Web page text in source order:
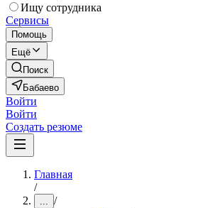
Ищу сотрудника
Сервисы
Помощь
Ещё
Поиск
Бабаево
Войти
Войти
Создать резюме
Главная
/
... /